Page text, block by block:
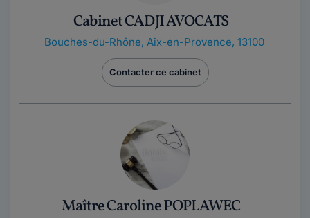
Cabinet CADJI AVOCATS
Bouches-du-Rhône, Aix-en-Provence, 13100
Contacter ce cabinet
Maître Caroline POPLAWEC